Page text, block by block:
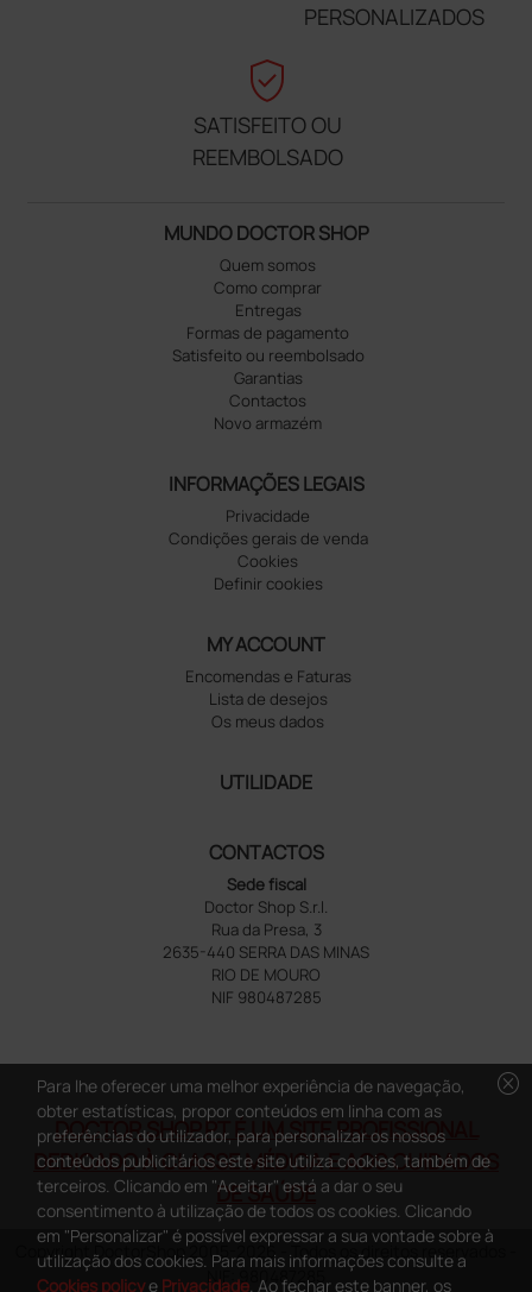
PERSONALIZADOS
verified_user
SATISFEITO OU
REEMBOLSADO
MUNDO DOCTOR SHOP
Quem somos
Como comprar
Entregas
Formas de pagamento
Satisfeito ou reembolsado
Garantias
Contactos
Novo armazém
INFORMAÇÕES LEGAIS
Privacidade
Condições gerais de venda
Cookies
Definir cookies
MY ACCOUNT
Encomendas e Faturas
Lista de desejos
Os meus dados
UTILIDADE
CONTACTOS
Sede fiscal
Doctor Shop S.r.l.
Rua da Presa, 3
2635-440 SERRA DAS MINAS
RIO DE MOURO
NIF 980487285
DOCTOR SHOP.PT É UM SITE PROFISSIONAL
DEDICADO À CLASSE MÉDICA E AOS CUIDADOS
DE SAÚDE
Copyright DoctorShop 2005-2026 - Todos os direitos reservados -
NIF: 980487285
cancel
Para lhe oferecer uma melhor experiência de navegação,
obter estatísticas, propor conteúdos em linha com as
preferências do utilizador, para personalizar os nossos
conteúdos publicitários este site utiliza cookies, também de
terceiros. Clicando em "Aceitar" está a dar o seu
consentimento à utilização de todos os cookies. Clicando
em "Personalizar" é possível expressar a sua vontade sobre à
utilização dos cookies. Para mais informações consulte a
Cookies policye Privacidade. Ao fechar este banner, os